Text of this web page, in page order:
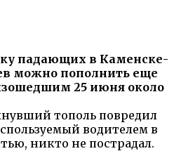
падающих в Каменске-
можно пополнить еще
25 июня около
тополь повредил
водителем в
никто не пострадал.